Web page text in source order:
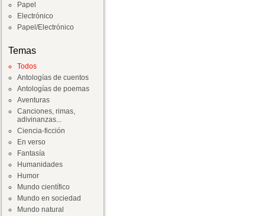
Papel
Electrónico
Papel/Electrónico
Temas
Todos
Antologías de cuentos
Antologías de poemas
Aventuras
Canciones, rimas,
adivinanzas...
Ciencia-ficción
En verso
Fantasía
Humanidades
Humor
Mundo científico
Mundo en sociedad
Mundo natural